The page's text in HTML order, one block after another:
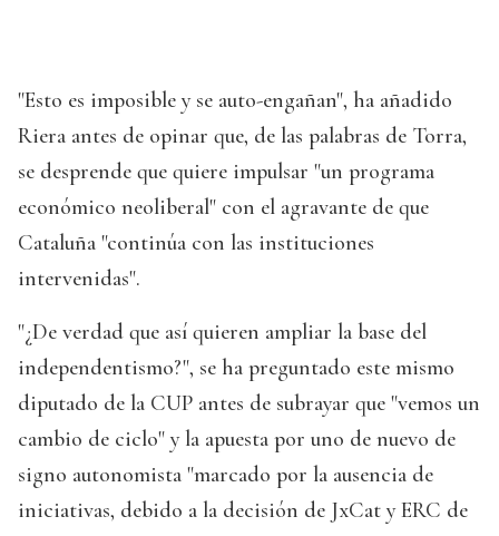
"Esto es imposible y se auto-engañan", ha añadido
Riera antes de opinar que, de las palabras de Torra,
se desprende que quiere impulsar "un programa
económico neoliberal" con el agravante de que
Cataluña "continúa con las instituciones
intervenidas".
"¿De verdad que así quieren ampliar la base del
independentismo?", se ha preguntado este mismo
diputado de la CUP antes de subrayar que "vemos un
cambio de ciclo" y la apuesta por uno de nuevo de
signo autonomista "marcado por la ausencia de
iniciativas, debido a la decisión de JxCat y ERC de